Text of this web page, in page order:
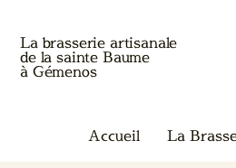
La brasserie artisanale
de la sainte Baume
à Gémenos
Accueil La